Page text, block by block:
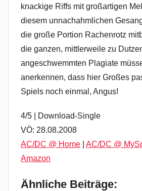
knackige Riffs mit großartigen
diesem unnachahmlichen
die große Portion Rachenrotz
die ganzen, mittlerweile zu
angeschwemmten Plagiate
anerkennen, dass hier Großes
Spiels noch einmal, Angus!
4/5 | Download-Single
VÖ: 28.08.2008
AC/DC @ Home
AC/DC @
Amazon
Ähnliche Beiträge: